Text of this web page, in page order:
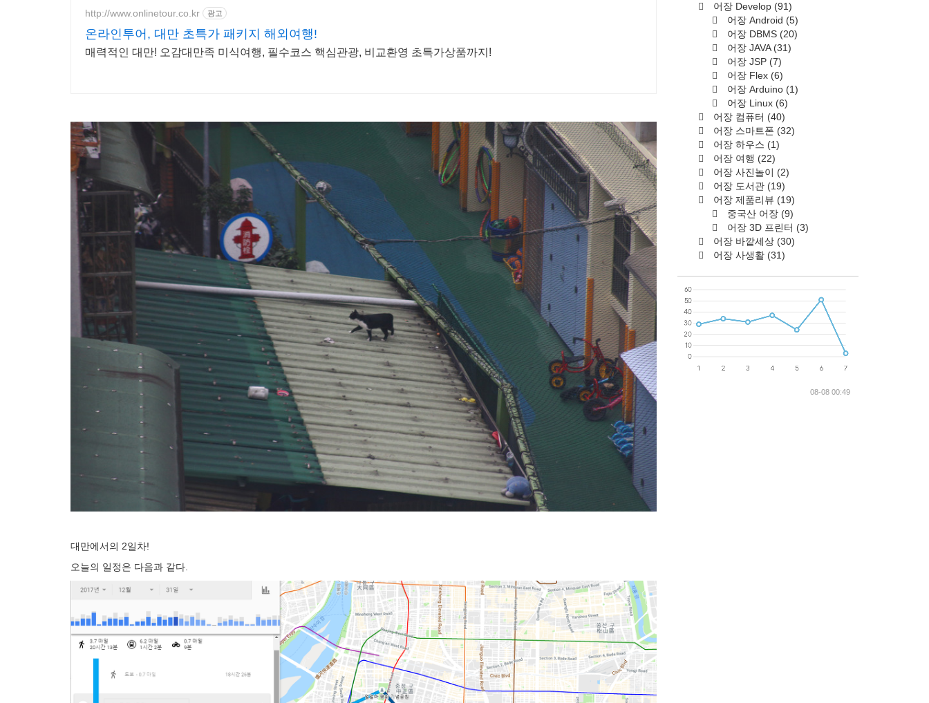
http://www.onlinetour.co.kr 광고
온라인투어, 대만 초특가 패키지 해외여행!
매력적인 대만! 오감대만족 미식여행, 필수코스 핵심관광, 비교환영 초특가상품까지!
대만에서의 2일차!
오늘의 일정은 다음과 같다.
어장 Develop (91)
어장 Android (5)
어장 DBMS (20)
어장 JAVA (31)
어장 JSP (7)
어장 Flex (6)
어장 Arduino (1)
어장 Linux (6)
어장 컴퓨터 (40)
어장 스마트폰 (32)
어장 하우스 (1)
어장 여행 (22)
어장 사진놀이 (2)
어장 도서관 (19)
어장 제품리뷰 (19)
중국산 어장 (9)
어장 3D 프린터 (3)
어장 바깥세상 (30)
어장 사생활 (31)
08-08 00:49